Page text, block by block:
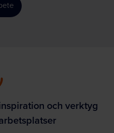
och verktyg